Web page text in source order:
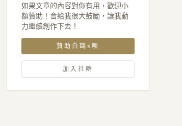
如果文章的內容對你有用，歡迎小
額贊助！會給我很大鼓勵，讓我動
力繼續創作下去！
贊助白鷗x喚
加入社群